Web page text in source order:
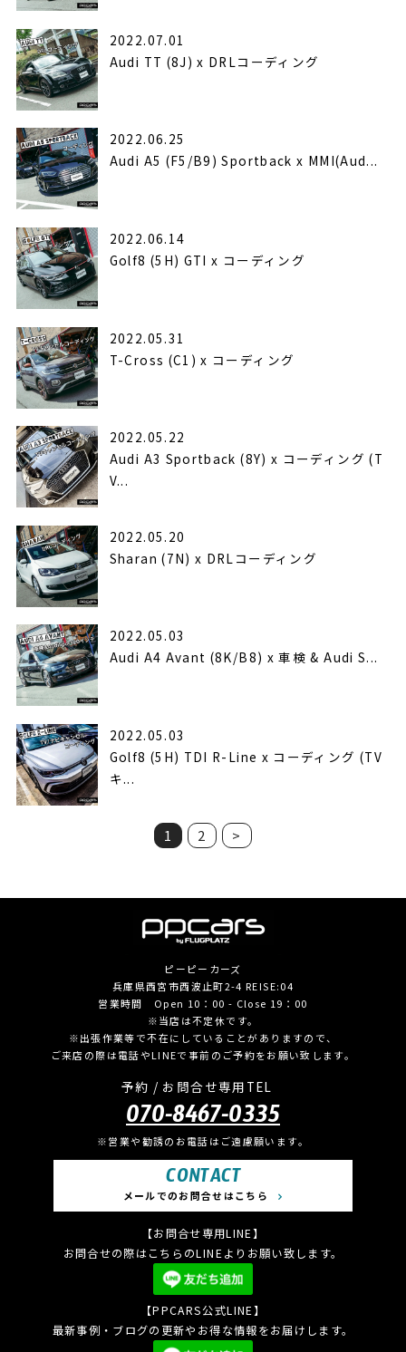
2022.07.01
Audi TT (8J) x DRLコーディング
2022.06.25
Audi A5 (F5/B9) Sportback x MMI(Aud...
2022.06.14
Golf8 (5H) GTI x コーディング
2022.05.31
T-Cross (C1) x コーディング
2022.05.22
Audi A3 Sportback (8Y) x コーディング (T
V...
2022.05.20
Sharan (7N) x DRLコーディング
2022.05.03
Audi A4 Avant (8K/B8) x 車検 & Audi S...
2022.05.03
Golf8 (5H) TDI R-Line x コーディング (TV
キ...
1 2 >
ピーピーカーズ
兵庫県西宮市西波止町2-4 REISE:04
営業時間 Open 10：00 - Close 19：00
※当店は不定休です。
※出張作業等で不在にしていることがありますので、
ご来店の際は電話やLINEで事前のご予約をお願い致します。
予約 / お問合せ専用TEL
070-8467-0335
※営業や勧誘のお電話はご遠慮願います。
CONTACT
メールでのお問合せはこちら
【お問合せ専用LINE】
お問合せの際はこちらのLINEよりお願い致します。
【PPCARS公式LINE】
最新事例・ブログの更新やお得な情報をお届けします。